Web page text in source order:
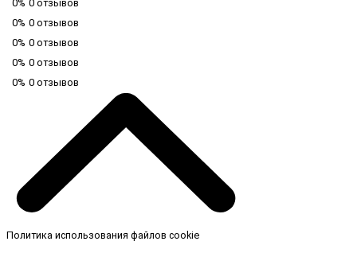
0% 0 отзывов
0% 0 отзывов
0% 0 отзывов
0% 0 отзывов
0% 0 отзывов
Политика использования файлов cookie